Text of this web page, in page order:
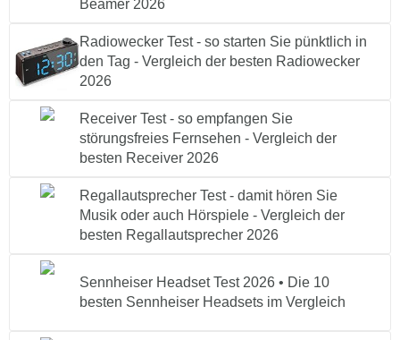
Beamer 2026
Radiowecker Test - so starten Sie pünktlich in
den Tag - Vergleich der besten Radiowecker
2026
Receiver Test - so empfangen Sie
störungsfreies Fernsehen - Vergleich der
besten Receiver 2026
Regallautsprecher Test - damit hören Sie
Musik oder auch Hörspiele - Vergleich der
besten Regallautsprecher 2026
Sennheiser Headset Test 2026 • Die 10
besten Sennheiser Headsets im Vergleich